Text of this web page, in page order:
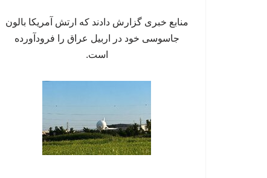
منابع خبری گزارش دادند که ارتش آمریکا بالون
جاسوسی خود در اربیل عراق را فرودآورده
است.